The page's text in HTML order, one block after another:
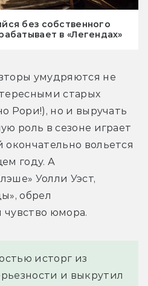
без собственного
в «Легендах»
умудряются не
старых
Рори!), но и выручать
роль в сезоне играет
вольется
году. А
Уолли Уэст,
обрел
юмора.
исторг из
и выкрутил